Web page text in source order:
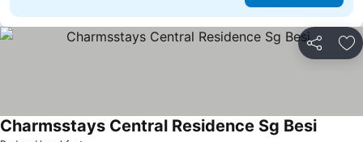
Compartir
Charmsstays Central Residence Sg BesiVer